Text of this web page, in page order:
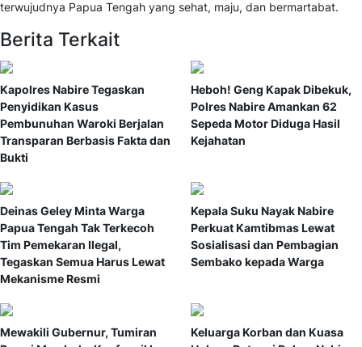
terwujudnya Papua Tengah yang sehat, maju, dan bermartabat.
Berita Terkait
Kapolres Nabire Tegaskan
Penyidikan Kasus
Pembunuhan Waroki Berjalan
Transparan Berbasis Fakta dan
Bukti
Heboh! Geng Kapak Dibekuk,
Polres Nabire Amankan 62
Sepeda Motor Diduga Hasil
Kejahatan
Deinas Geley Minta Warga
Papua Tengah Tak Terkecoh
Tim Pemekaran Ilegal,
Tegaskan Semua Harus Lewat
Mekanisme Resmi
Kepala Suku Nayak Nabire
Perkuat Kamtibmas Lewat
Sosialisasi dan Pembagian
Sembako kepada Warga
Mewakili Gubernur, Tumiran
Keluarga Korban dan Kuasa